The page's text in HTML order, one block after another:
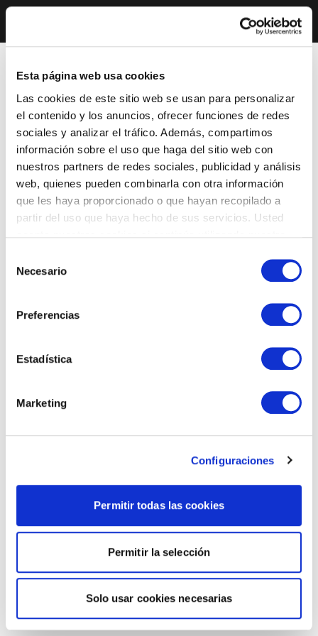
Esta página web usa cookies
Las cookies de este sitio web se usan para personalizar
el contenido y los anuncios, ofrecer funciones de redes
sociales y analizar el tráfico. Además, compartimos
información sobre el uso que haga del sitio web con
nuestros partners de redes sociales, publicidad y análisis
web, quienes pueden combinarla con otra información
que les haya proporcionado o que hayan recopilado a
partir del uso que haya hecho de sus servicios. Usted
Necesario
Preferencias
Estadística
Marketing
Configuraciones
Permitir todas las cookies
Permitir la selección
Solo usar cookies necesarias